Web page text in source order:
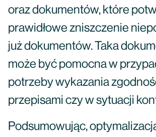
oraz dokumentów, które
prawidłowe zniszczenie
już dokumentów. Taka
może być pomocna w
potrzeby wykazania
przepisami czy w sytuacji
Podsumowując,